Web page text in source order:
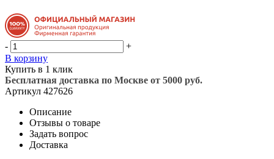
-
+
В корзину
Купить в 1 клик
Бесплатная доставка по Москве от 5000 руб.
Артикул 427626
Описание
Отзывы о товаре
Задать вопрос
Доставка